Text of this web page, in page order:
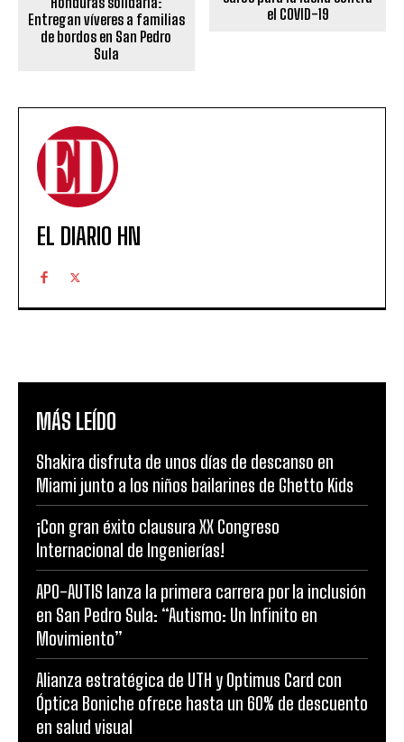
Entregan víveres a familias
de bordos en San Pedro
Sula
el COVID-19
EL DIARIO HN
MÁS LEÍDO
Shakira disfruta de unos días de descanso en
Miami junto a los niños bailarines de Ghetto Kids
¡Con gran éxito clausura XX Congreso
Internacional de Ingenierías!
APO-AUTIS lanza la primera carrera por la inclusión
en San Pedro Sula: “Autismo: Un Infinito en
Movimiento”
Alianza estratégica de UTH y Optimus Card con
Óptica Boniche ofrece hasta un 60% de descuento
en salud visual